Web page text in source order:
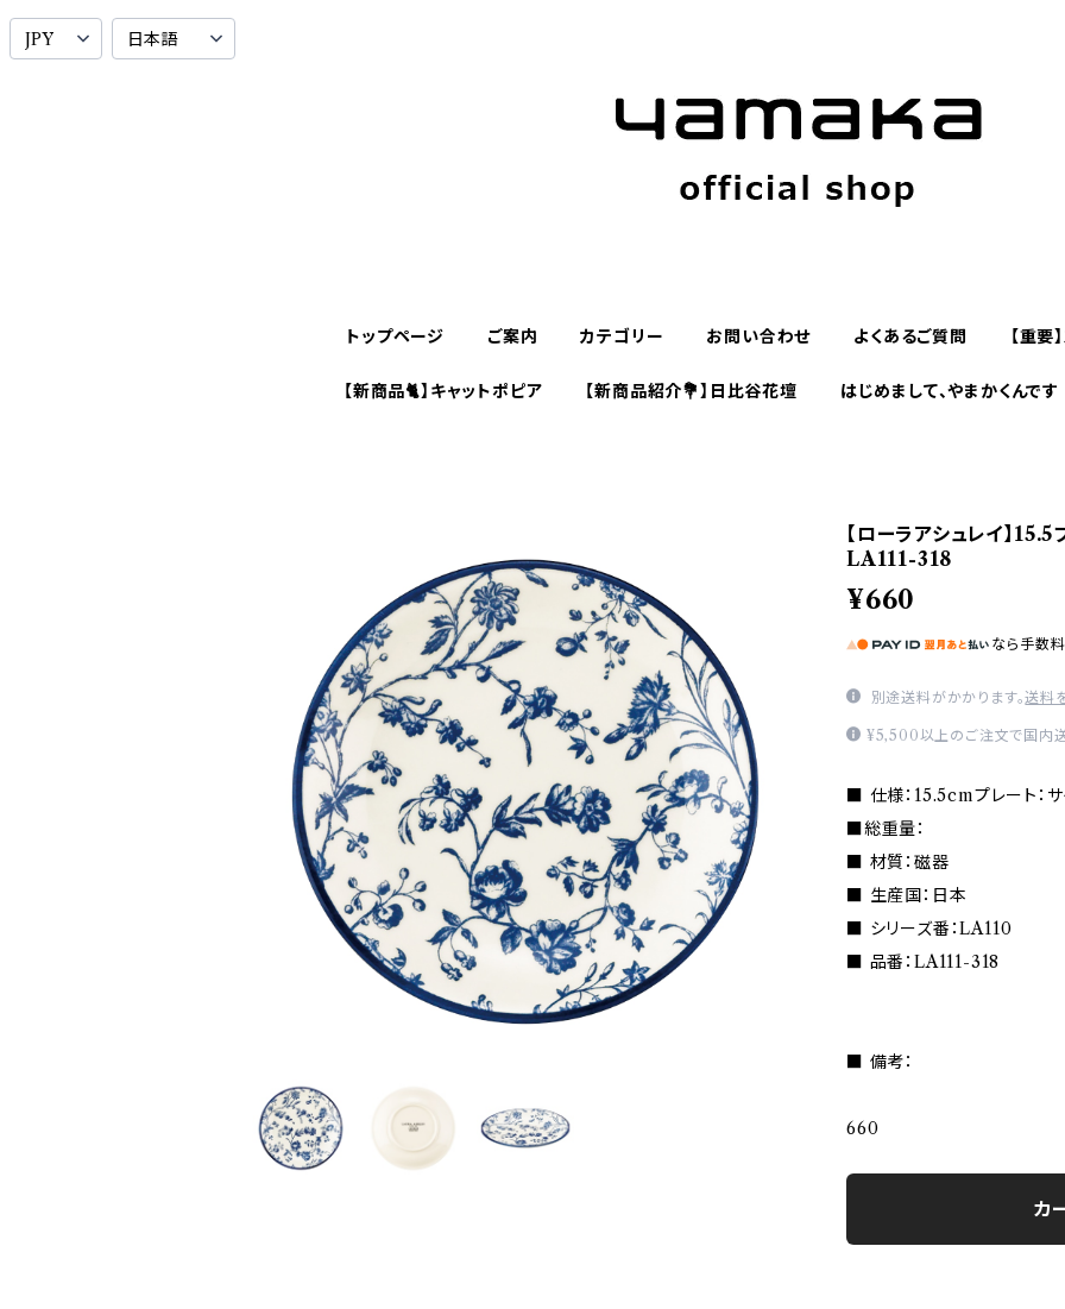
トップページ ご案内 カテゴリー お問い合わせ よくあるご質問 【重
【新商品🐈】キャットポピア 【新商品紹介💐】日比谷花壇 はじめまして、やまかくんです
【ローラアシュレイ】15.5
LA111-318
¥660
なら 手数
別途送料がかかります。送料
¥5,500以上のご注文で国内送
■ 仕様：15.5cmプレート
■総重量：
■ 材質：磁器
■ 生産国：日本
■ シリーズ番：LA110
■ 品番：LA111-318
■ 備考：
660
カ